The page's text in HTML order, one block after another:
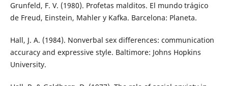
Grunfeld, F. V. (1980). Profetas malditos. El mundo trágico
de Freud, Einstein, Mahler y Kafka. Barcelona: Planeta.
Hall, J. A. (1984). Nonverbal sex differences: communication
accuracy and expressive style. Baltimore: Johns Hopkins
University.